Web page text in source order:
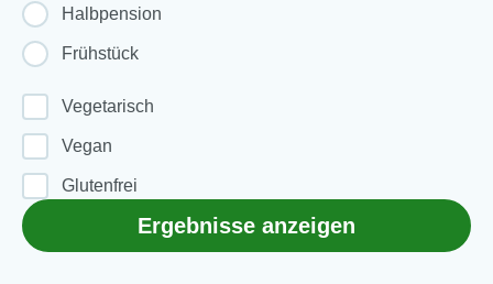
Halbpension
Frühstück
Vegetarisch
Vegan
Glutenfrei
Ergebnisse anzeigen